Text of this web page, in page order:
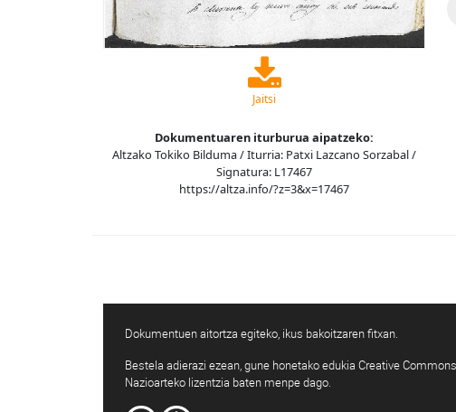
Jaitsi
Dokumentuaren iturburua aipatzeko:
Altzako Tokiko Bilduma / Iturria: Patxi Lazcano Sorzabal /
Signatura: L17467
https://altza.info/?z=3&x=17467
Dokumentuen aitortza egiteko, ikus bakoitzaren fitxan.
Bestela adierazi ezean, gune honetako edukia Creative
Nazioarteko lizentzia baten menpe dago.